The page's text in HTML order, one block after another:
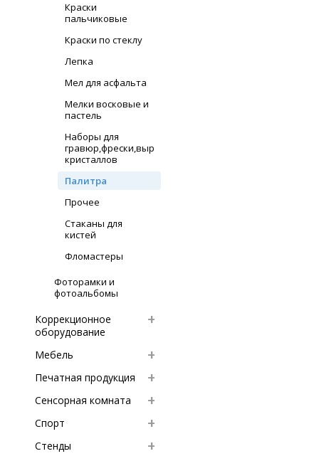
Краски
пальчиковые
Краски по стеклу
Лепка
Мел для асфальта
Мелки восковые и
пастель
Наборы для
гравюр,фрески,выращивание
кристаллов
Палитра
Прочее
Стаканы для
кистей
Фломастеры
Фоторамки и
фотоальбомы
Коррекционное
оборудование
Мебель
Печатная продукция
Сенсорная комната
Спорт
Стенды